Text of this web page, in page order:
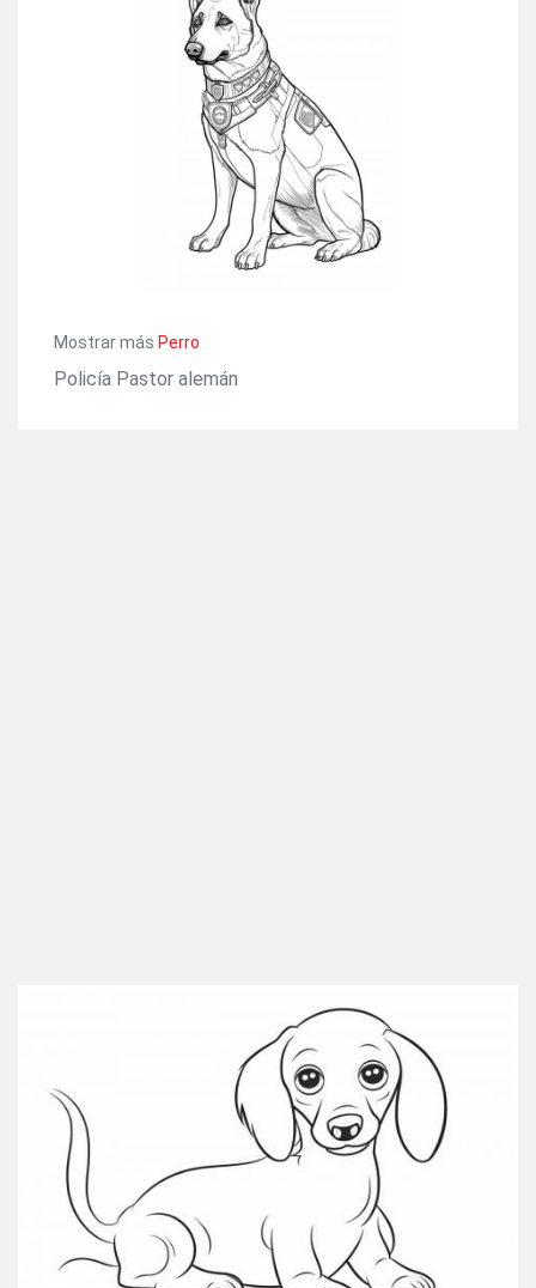
Mostrar más Perro
Policía Pastor alemán